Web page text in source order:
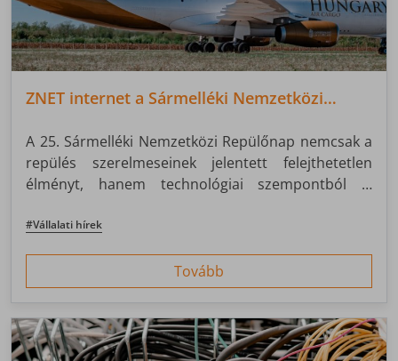
ZNET internet a Sármelléki Nemzetközi
A 25. Sármelléki Nemzetközi Repülőnap nemcsak a
repülés szerelmeseinek jelentett felejthetetlen
élményt, hanem technológiai szempontból is
közvetítést szerettek volna biztosítani a nézők
internetkapcsolatra volt szükség.
#Vállalati hírek
Tovább